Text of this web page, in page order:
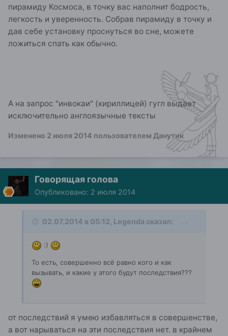
пирамиду Космоса, в точку вас наполнит бодрость,
легкость и уверенность. Собрав пирамиду в точку и
дав себе установку проснуться во сне, можете
ложиться спать как обычно.
А на запрос "инвокаи" (кириллицей) гугл выдает
исключительно англоязычные тексты
Изменено 2 июля 2014 пользователем Данутик
Говорящая голова
Опубликовано: 2 июля 2014
02.07.2014 в 05:12, Legenda сказал:
:)
То есть, совершенно всё равно кого и как
вызывать, и какие у этого будут последствия???
от последствий я умею избавляться в совершенстве,
а вот нарываться на эти последствия нет. в крайнем